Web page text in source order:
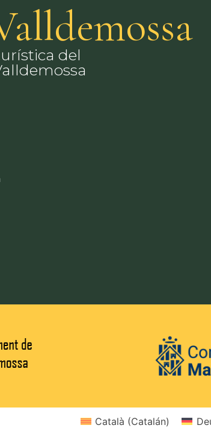
del
Català (Catalán)